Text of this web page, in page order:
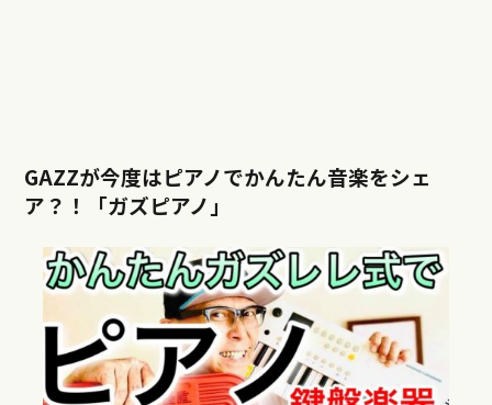
GAZZが今度はピアノでかんたん音楽をシェ
ア？！「ガズピアノ」